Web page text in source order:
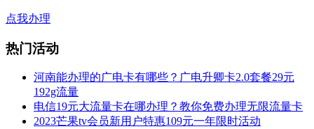
点我办理
热门活动
河南能办理的广电卡有哪些？广电升卿卡2.0套餐29元
192g流量
电信19元大流量卡在哪办理？教你免费办理无限流量卡
2023芒果tv会员新用户特惠109元一年限时活动